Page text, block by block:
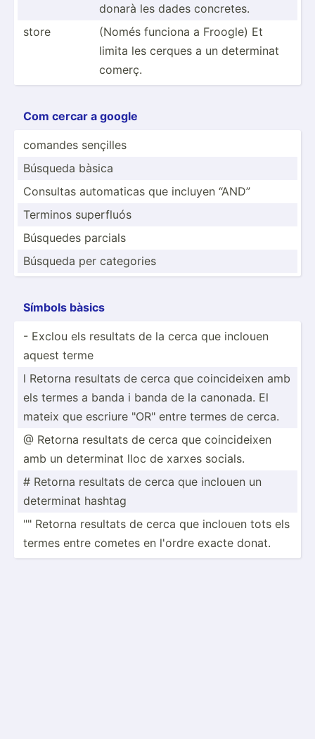
donarà les dades concretes.
store
(Només funciona a Froogle) Et
limita les cerques a un determinat
comerç.
Com cercar a google
comandes sençilles
Búsqueda bàsica
Consultas automa­­ticas que incluyen “AND”
Terminos superfluós
Búsquedes parcials
Búsqueda per categories
Símbols bàsics
- Exclou els resultats de la cerca que inclouen
aquest terme
l Retorna resultats de cerca que coinci­deixen amb
els termes a banda i banda de la canonada. El
mateix que escriure "­OR" entre termes de cerca.
@ Retorna resultats de cerca que coinci­deixen
amb un determinat lloc de xarxes socials.
# Retorna resultats de cerca que inclouen un
determinat hashtag
"­" Retorna resultats de cerca que inclouen tots els
termes entre cometes en l'ordre exacte donat.